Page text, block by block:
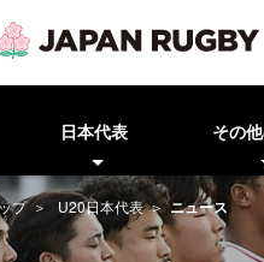
日本代表 その
プ U20日本代表 ニュース